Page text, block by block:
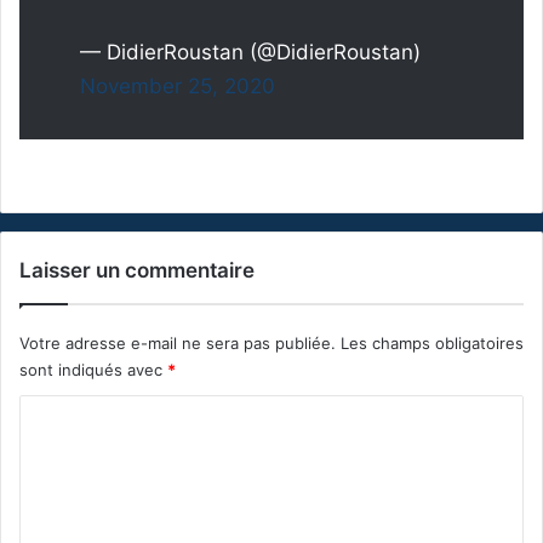
— DidierRoustan (@DidierRoustan)
November 25, 2020
Laisser un commentaire
Votre adresse e-mail ne sera pas publiée. Les champs obligatoires
sont indiqués avec *